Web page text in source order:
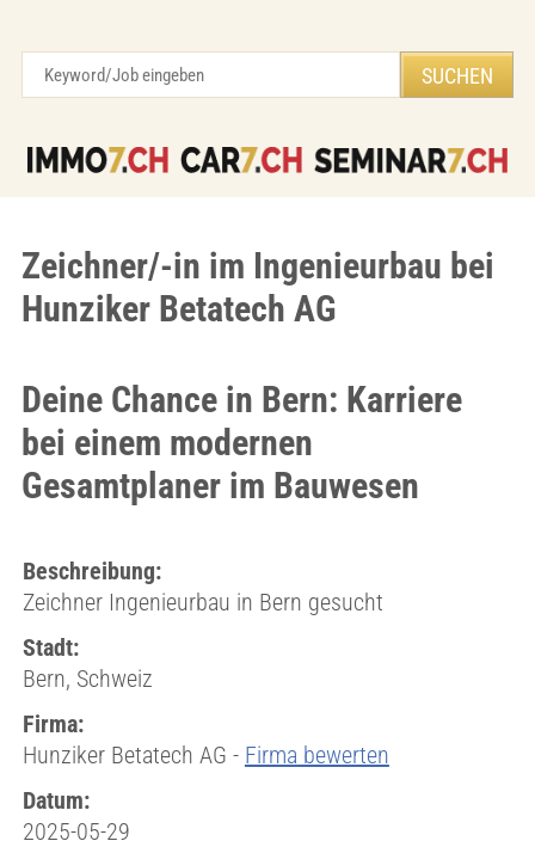
Zeichner/-in im Ingenieurbau bei
Hunziker Betatech AG
Deine Chance in Bern: Karriere
bei einem modernen
Gesamtplaner im Bauwesen
Beschreibung:
Zeichner Ingenieurbau in Bern gesucht
Stadt:
Bern, Schweiz
Firma:
Hunziker Betatech AG - Firma bewerten
Datum:
2025-05-29